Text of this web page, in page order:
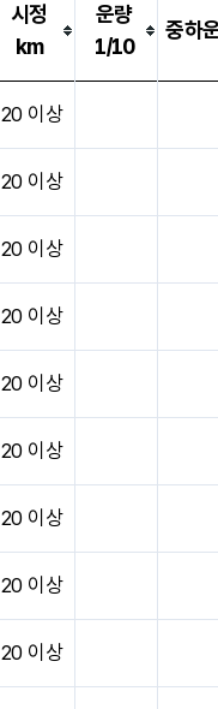
시정
km
운량
1/10
중하
20 이상
20 이상
20 이상
20 이상
20 이상
20 이상
20 이상
20 이상
20 이상